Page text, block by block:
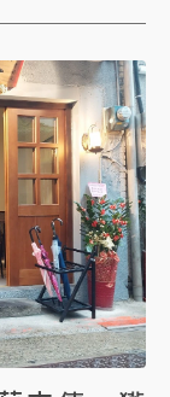
維廉2024年接
沒入榜，再次